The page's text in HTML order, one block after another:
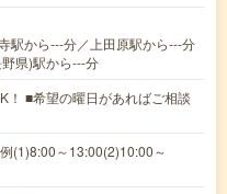
駅から---分／上田原駅から---分
県)駅から---分
！ ■希望の曜日があればご相談
(1)8:00～13:00(2)10:00～